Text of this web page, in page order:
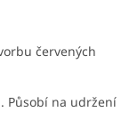
červených
Působí na udržení